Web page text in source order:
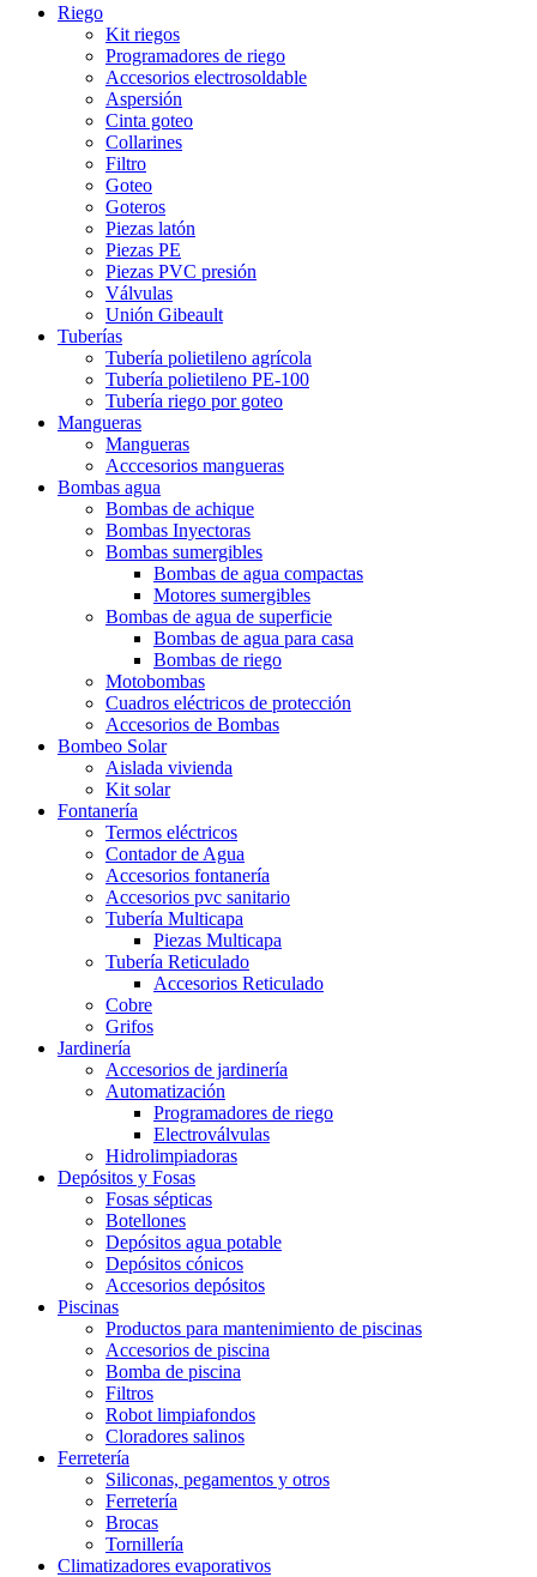
Riego
Kit riegos
Programadores de riego
Accesorios electrosoldable
Aspersión
Cinta goteo
Collarines
Filtro
Goteo
Goteros
Piezas latón
Piezas PE
Piezas PVC presión
Válvulas
Unión Gibeault
Tuberías
Tubería polietileno agrícola
Tubería polietileno PE-100
Tubería riego por goteo
Mangueras
Mangueras
Acccesorios mangueras
Bombas agua
Bombas de achique
Bombas Inyectoras
Bombas sumergibles
Bombas de agua compactas
Motores sumergibles
Bombas de agua de superficie
Bombas de agua para casa
Bombas de riego
Motobombas
Cuadros eléctricos de protección
Accesorios de Bombas
Bombeo Solar
Aislada vivienda
Kit solar
Fontanería
Termos eléctricos
Contador de Agua
Accesorios fontanería
Accesorios pvc sanitario
Tubería Multicapa
Piezas Multicapa
Tubería Reticulado
Accesorios Reticulado
Cobre
Grifos
Jardinería
Accesorios de jardinería
Automatización
Programadores de riego
Electroválvulas
Hidrolimpiadoras
Depósitos y Fosas
Fosas sépticas
Botellones
Depósitos agua potable
Depósitos cónicos
Accesorios depósitos
Piscinas
Productos para mantenimiento de piscinas
Accesorios de piscina
Bomba de piscina
Filtros
Robot limpiafondos
Cloradores salinos
Ferretería
Siliconas, pegamentos y otros
Ferretería
Brocas
Tornillería
Climatizadores evaporativos